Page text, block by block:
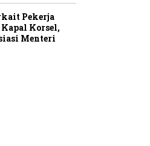
Pekerja
Korsel,
Menteri